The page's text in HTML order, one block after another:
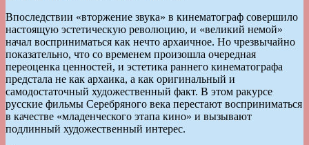
Впоследствии «вторжение звука» в кинематограф совершило
настоящую эстетическую революцию, и «великий немой»
начал восприниматься как нечто архаичное. Но чрезвычайно
показательно, что со временем произошла очередная
переоценка ценностей, и эстетика раннего кинематографа
предстала не как архаика, а как оригинальный и
самодостаточный художественный факт. В этом ракурсе
русские фильмы Серебряного века перестают восприниматься
в качестве «младенческого этапа кино» и вызывают
подлинный художественный интерес.